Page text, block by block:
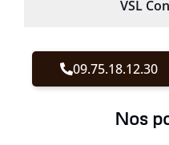
VSL
09.75.18.12.30
Nos